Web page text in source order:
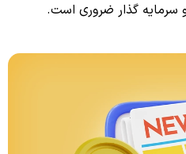
سرمایه گذار ضروری است.